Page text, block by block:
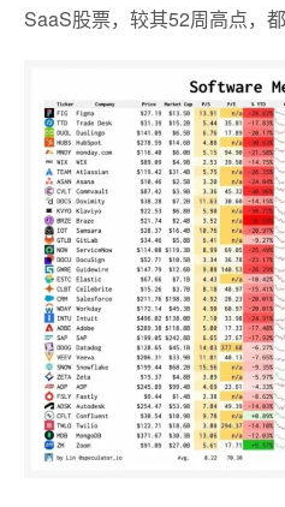
SaaS股票，较其52周高点，